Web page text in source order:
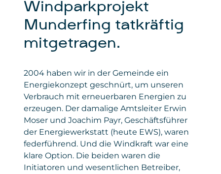
Windparkprojekt
Munderfing tatkräftig
mitgetragen.
2004 haben wir in der Gemeinde ein
Energiekonzept geschnürt, um unseren
Verbrauch mit erneuerbaren Energien zu
erzeugen. Der damalige Amtsleiter Erwin
Moser und Joachim Payr, Geschäftsführer
der Energiewerkstatt (heute EWS), waren
federführend. Und die Windkraft war eine
klare Option. Die beiden waren die
Initiatoren und wesentlichen Betreiber,